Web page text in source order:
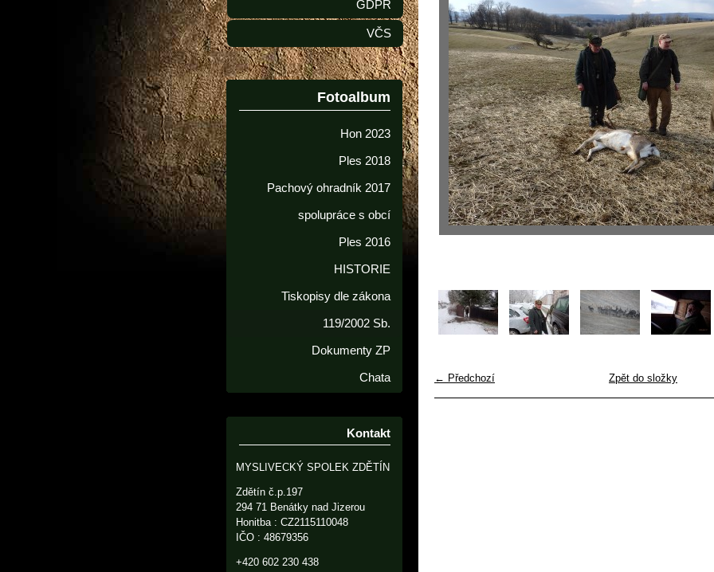
← Předchozí Zpět do složky
GDPR
VČS
Fotoalbum
Hon 2023
Ples 2018
Pachový ohradník 2017
spolupráce s obcí
Ples 2016
HISTORIE
Tiskopisy dle zákona
119/2002 Sb.
Dokumenty ZP
Chata
Kontakt
MYSLIVECKÝ SPOLEK ZDĚTÍN
Zdětín č.p.197
294 71 Benátky nad Jizerou
Honitba : CZ2115110048
IČO : 48679356
+420 602 230 438